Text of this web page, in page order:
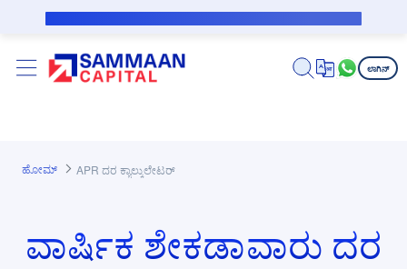
ಪ್ರಮುಖ ಕಂಟೆಂಟಿಗೆ ಸ್ಕಿಪ್ ಮಾಡಿ
ಲಾಗಿನ್
ಹೋಮ್ APR ದರ ಕ್ಯಾಲ್ಕುಲೇಟರ್
ವಾರ್ಷಿಕ ಶೇಕಡಾವಾರು ದರ